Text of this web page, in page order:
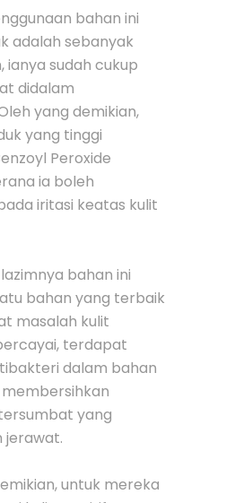
bahan ini
adalah sebanyak
ianya sudah cukup
didalam
yang demikian,
yang tinggi
Peroxide
ia boleh
iritasi keatas kulit
bahan ini
bahan yang terbaik
masalah kulit
terdapat
dalam bahan
yang
jerawat.
untuk mereka